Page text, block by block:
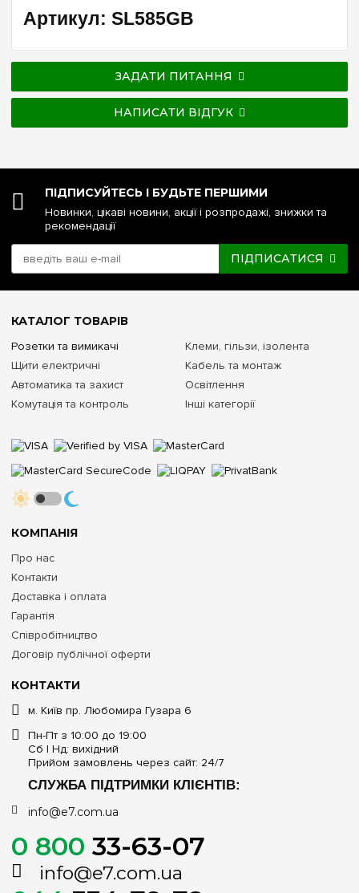
Артикул: SL585GB
ЗАДАТИ ПИТАННЯ
НАПИСАТИ ВІДГУК
ПІДПИСУЙТЕСЬ І БУДЬТЕ ПЕРШИМИ
Новинки, цікаві новини, акції і розпродажі, знижки та
рекомендації
ПІДПИСАТИСЯ
КОНТАКТИ
м. Київ пр. Любомира Гузара 6
Пн-Пт з 10:00 до 19:00
Сб | Нд: вихідний
Прийом замовлень через сайт: 24/7
СЛУЖБА ПІДТРИМКИ КЛІЄНТІВ:
info@e7.com.ua
0 800 33-63-07
info@e7.com.ua
КОМПАНІЯ
Про нас
Контакти
Доставка і оплата
Гарантія
Співробітництво
Договір публічної оферти
КАТАЛОГ ТОВАРІВ
Розетки та вимикачі
Щити електричні
Автоматика та захист
Комутація та контроль
Клеми, гільзи, ізолента
Кабель та монтаж
Освітлення
Інші категорії